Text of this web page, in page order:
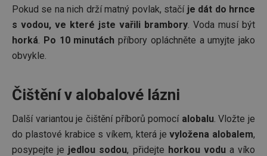
Pokud se na nich drží matný povlak, stačíje dát do hrnce
s vodou, ve které jste vařili brambory. Voda musí být
horká. Po 10 minutách příbory opláchněte a umyjte jako
obvykle.
Čištění v alobalové lázni
Další variantou je čištění příborů pomocíalobalu. Vložte je
do plastové krabice s víkem, která jevyložena alobalem,
posypejte je jedlou sodou, přidejte horkou vodua víko